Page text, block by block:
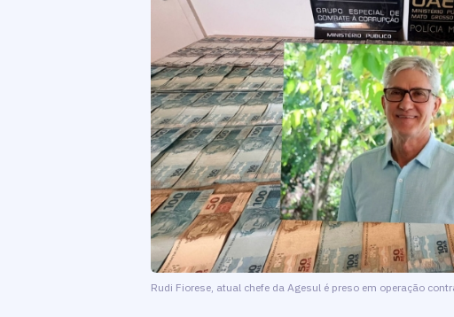
Rudi Fiorese, atual chefe da Agesul é preso em operação